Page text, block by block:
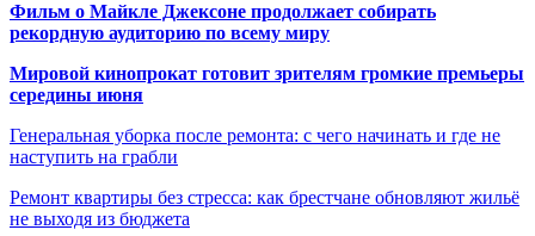
Фильм о Майкле Джексоне продолжает собирать
рекордную аудиторию по всему миру
Мировой кинопрокат готовит зрителям громкие премьеры
середины июня
Генеральная уборка после ремонта: с чего начинать и где не
наступить на грабли
Ремонт квартиры без стресса: как брестчане обновляют жильё
не выходя из бюджета